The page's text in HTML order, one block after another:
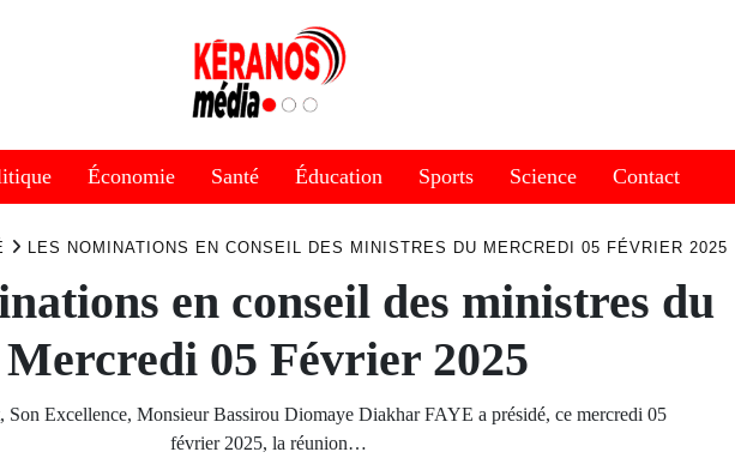
Économie Santé Éducation Sports Science Contact
LES NOMINATIONS EN CONSEIL DES MINISTRES DU MERCREDI 05 FÉVRIER 2025
en conseil des ministres du
Mercredi 05 Février 2025
Son Excellence, Monsieur Bassirou Diomaye Diakhar FAYE a présidé, ce mercredi 05
février 2025, la réunion…